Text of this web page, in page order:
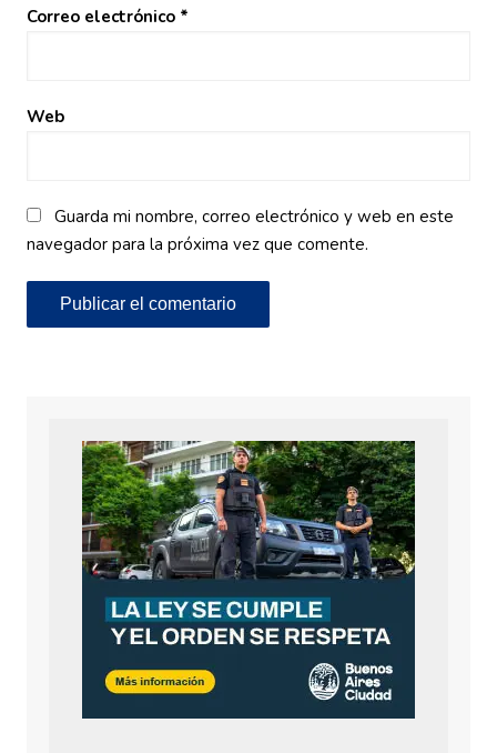
Correo electrónico *
Web
Guarda mi nombre, correo electrónico y web en este
navegador para la próxima vez que comente.